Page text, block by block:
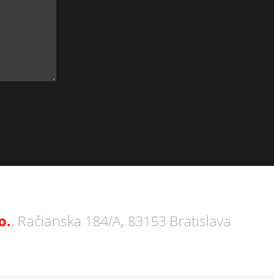
, Račianska 184/A, 83153 Bratislava